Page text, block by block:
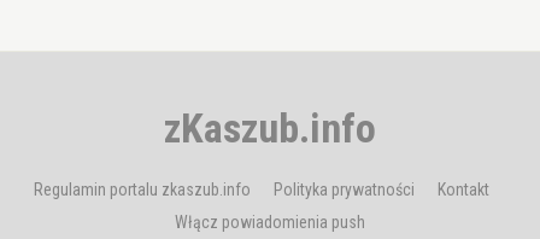
zKaszub.info
Regulamin portalu zkaszub.info Polityka prywatności
Kontakt
Włącz powiadomienia push